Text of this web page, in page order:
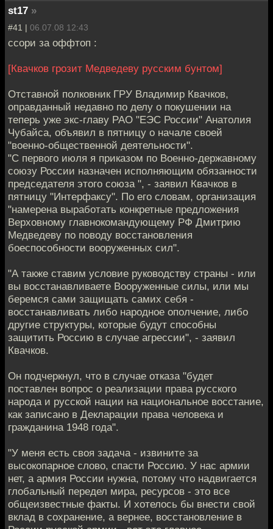
st17 »
#41 | 06.07.08 12:43
ссори за оффтоп :
[Квачков грозит Медведеву русским бунтом]
Отставной полковник ГРУ Владимир Квачков,
оправданный недавно по делу о покушении на
теперь уже экс-главу РАО "ЕЭС России" Анатолия
Чубайса, объявил в пятницу о начале своей
"военно-общественной деятельности".
"С первого июля я приказом по Военно-державному
союзу России назначен исполняющим обязанности
председателя этого союза ", - заявил Квачков в
пятницу "Интерфаксу". По его словам, организация
"намерена выработать конкретные предложения
Верховному главнокомандующему РФ Дмитрию
Медведеву по поводу восстановления
боеспособности вооруженных сил".
"А также ставим условие руководству страны - или
вы восстанавливаете Вооруженные силы, или мы
беремся сами защищать самих себя -
восстанавливать либо народное ополчение, либо
другие структуры, которые будут способны
защитить Россию в случае агрессии", - заявил
Квачков.
Он подчеркнул, что в случае отказа "будет
поставлен вопрос о реализации права русского
народа и русской нации на национальное восстание,
как записано в Декларации права человека и
гражданина 1948 года".
"У меня есть своя задача - извините за
высокопарное слово, спасти Россию. У нас армии
нет, а армия России нужна, потому что надвигается
глобальный передел мира, ресурсов - это все
общеизвестные факты. И хотелось бы внести свой
вклад в сохранение, а вернее, восстановление в